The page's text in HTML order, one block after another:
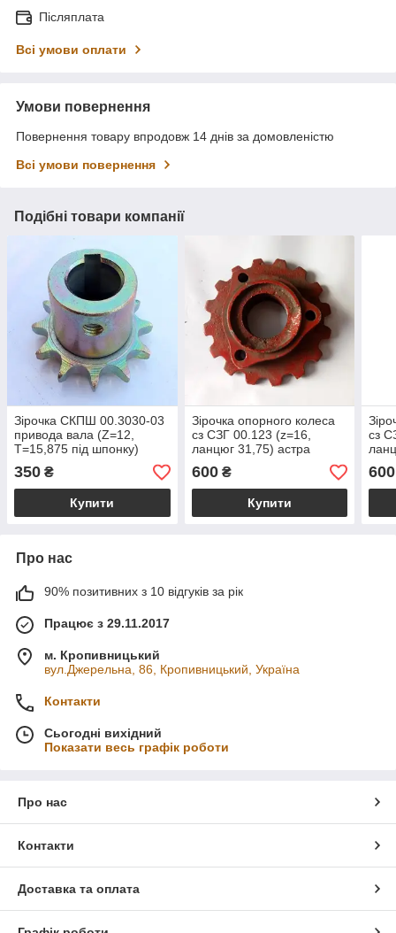
Післяплата
Всі умови оплати
Умови повернення
Повернення товару впродовж 14 днів за домовленістю
Всі умови повернення
Подібні товари компанії
Зірочка СКПШ 00.3030-03
привода вала (Z=12,
Т=15,875 під шпонку)
СЗ-5,4 Астра
350 ₴
Купити
Зірочка опорного колеса
сз СЗГ 00.123 (z=16,
ланцюг 31,75) астра
600₴
Купити
сз
600
Про нас
90% позитивних з 10 відгуків за рік
Працює з 29.11.2017
м. Кропивницький
вул.Джерельна, 86, Кропивницький, Україна
Контакти
Сьогодні вихідний
Показати весь графік роботи
Про нас
Контакти
Доставка та оплата